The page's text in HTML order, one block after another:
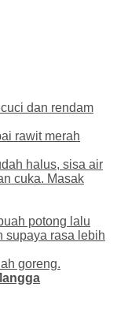
dan rendam
rawit merah
halus, sisa air
cuka. Masak
potong lalu
supaya rasa lebih
goreng.